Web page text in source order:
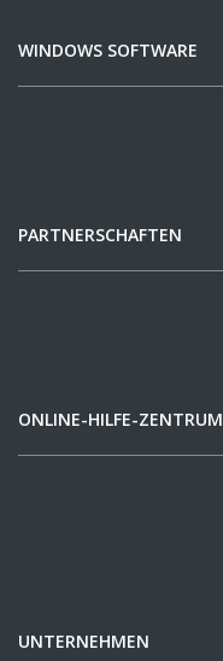
WINDOWS SOFTWARE
PARTNERSCHAFTEN
ONLINE-HILFE-ZENTRUM
UNTERNEHMEN